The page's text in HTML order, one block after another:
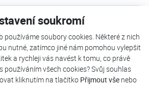
soukromí
používáme soubory cookies. Některé z nich
nutné, zatímco jiné nám pomohou vylepšit
a rychleji vás navést k tomu, co právě
používáním všech cookies? Svůj souhlas
kliknutím na tlačítko Přijmout všenebo
zboží